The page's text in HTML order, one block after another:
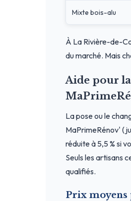
Mixte bois-alu
À La Rivière-de-
du marché. Mais
Aide pour
La pose ou le
MaPrimeRénov'
réduite à 5,5 % si
Seuls les artisans
qualifiés.
Prix moyens